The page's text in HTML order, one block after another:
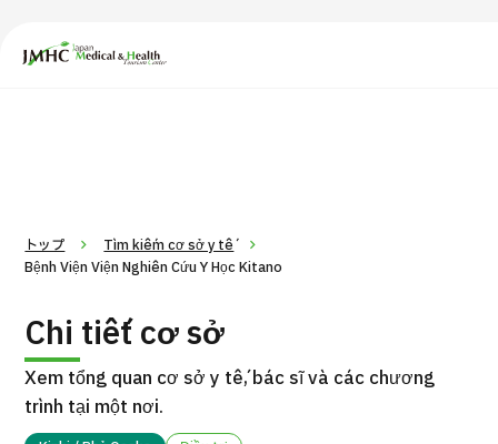
Trung tâm Du lịch Y tế & Sức khỏe Nhật Bản (JMHC)
トップ
Tìm kiếm cơ sở y tế
Bệnh Viện Viện Nghiên Cứu Y Học Kitano
Chi tiết cơ sở
Xem tổng quan cơ sở y tế, bác sĩ và các chương
trình tại một nơi.